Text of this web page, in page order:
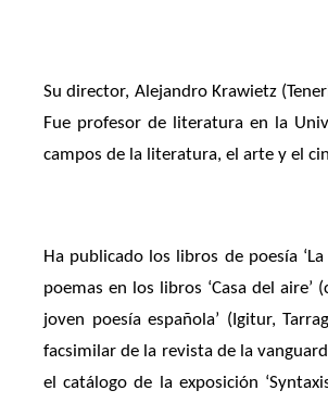
Su director, Alejandro Krawietz
Fue profesor de literatura en la
campos de la literatura, el arte y el
Ha publicado los libros de poesía
poemas en los libros ‘Casa del
joven poesía española’ (Igitur,
facsimilar de la revista de la
el catálogo de la exposición